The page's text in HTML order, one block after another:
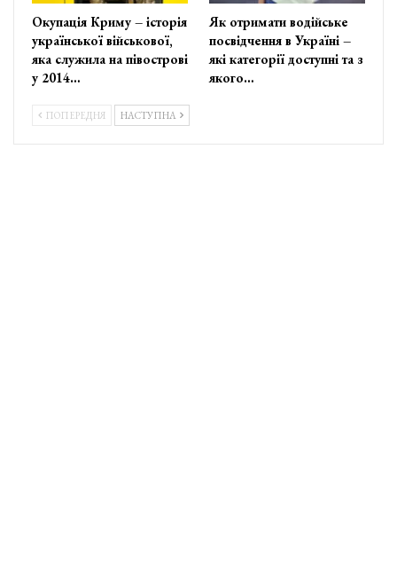
Окупація Криму – історія
української військової,
яка служила на півострові
у 2014…
Як отримати водійське
посвідчення в Україні –
які категорії доступні та з
якого…
ПОПЕРЕДНЯ НАСТУПНА